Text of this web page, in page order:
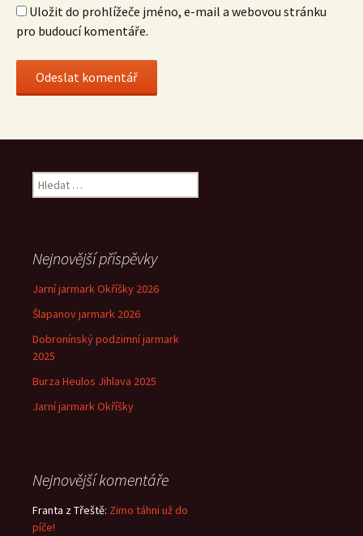
Uložit do prohlížeče jméno, e-mail a webovou stránku
pro budoucí komentáře.
Vyhledávání
Nejnovější příspěvky
Jarní jarmark Okříšky 2026
Šlapanov jarmark 2026
Dobronínský podzimní jarmark
2025
Burza Heulos Jihlava 2025
Jarní jarmark Okříšky
Nejnovější komentáře
Franta z Třeště: Zimo táhni už do
píče!